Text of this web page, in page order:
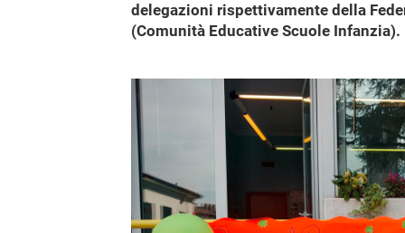
delegazioni rispettivamente della
(Comunità Educative Scuole Infanzia).